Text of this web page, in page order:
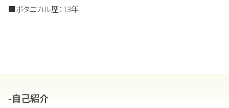
■ボタニカル歴：13年
-自己紹介